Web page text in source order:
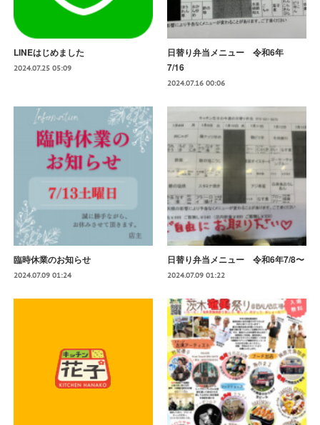
LINEはじめました
2024.07.25 05:09
日替り弁当メニュー 令和6年
7/16
2024.07.16 00:06
臨時休業のお知らせ
2024.07.09 01:24
日替り弁当メニュー 令和6年7/8〜
2024.07.09 01:22